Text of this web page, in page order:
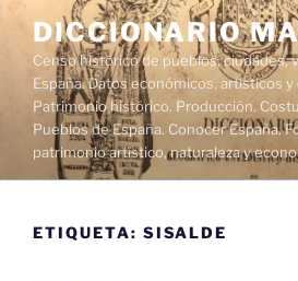
contenido
DICCIONARIO
Censo histórico de pueblos, ciudades,
España. Datos económicos, artísticos
Patrimonio histórico. Producción.
Pueblos de España. Conocer España.
patrimonio artístico, naturaleza y
ETIQUETA: SISALDE